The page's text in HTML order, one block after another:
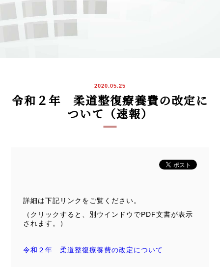
2020.05.25
令和２年 柔道整復療養費の改定に
ついて（速報）
詳細は下記リンクをご覧ください。
（クリックすると、別ウインドウでPDF文書が表示
されます。）
令和２年 柔道整復療養費の改定について